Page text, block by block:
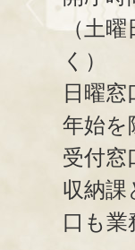
（土曜
く）
日曜窓
年始を
受付窓
収納課
口も業